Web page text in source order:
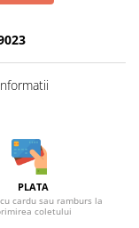
PLATA
cardu sau ramburs la
coletului